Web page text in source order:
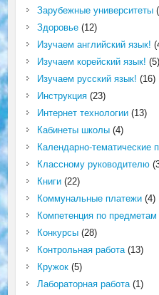
Зарубежные университеты
Здоровье(12)
Изучаем английский язык!
Изучаем корейский язык! (5)
Изучаем русский язык! (16)
Инструкция(23)
Интернет технологии(13)
Кабинеты школы(4)
Календарно-тематические
Классному руководителю
Книги(22)
Коммунальные платежи(4)
Компетенция по предметам
Конкурсы(28)
Контрольная работа(13)
Кружок(5)
Лабораторная работа(1)